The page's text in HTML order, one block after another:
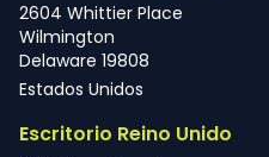
2604 Whittier Place
Wilmington
Delaware 19808
Estados Unidos
Escritorio Reino Unido